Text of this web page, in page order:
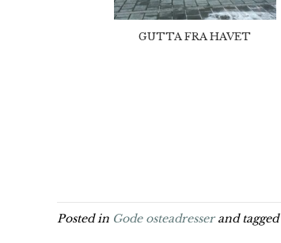
GUTTA FRA HAVET
Posted in Gode osteadresserand tagged